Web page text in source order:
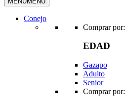
Conejo
Comprar por:
EDAD
Gazapo
Adulto
Senior
Comprar por: